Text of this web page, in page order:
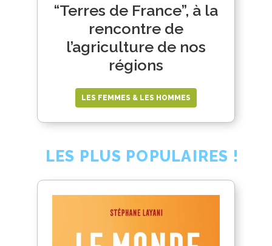
“Terres de France”, à la
rencontre de
l’agriculture de nos
régions
LES FEMMES & LES HOMMES
LES PLUS POPULAIRES !